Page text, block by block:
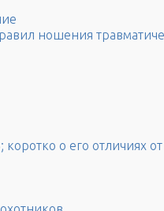
ношения
о его отличиях